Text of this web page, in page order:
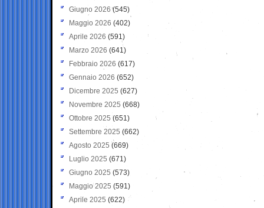
Giugno 2026 (545)
Maggio 2026 (402)
Aprile 2026 (591)
Marzo 2026 (641)
Febbraio 2026 (617)
Gennaio 2026 (652)
Dicembre 2025 (627)
Novembre 2025 (668)
Ottobre 2025 (651)
Settembre 2025 (662)
Agosto 2025 (669)
Luglio 2025 (671)
Giugno 2025 (573)
Maggio 2025 (591)
Aprile 2025 (622)